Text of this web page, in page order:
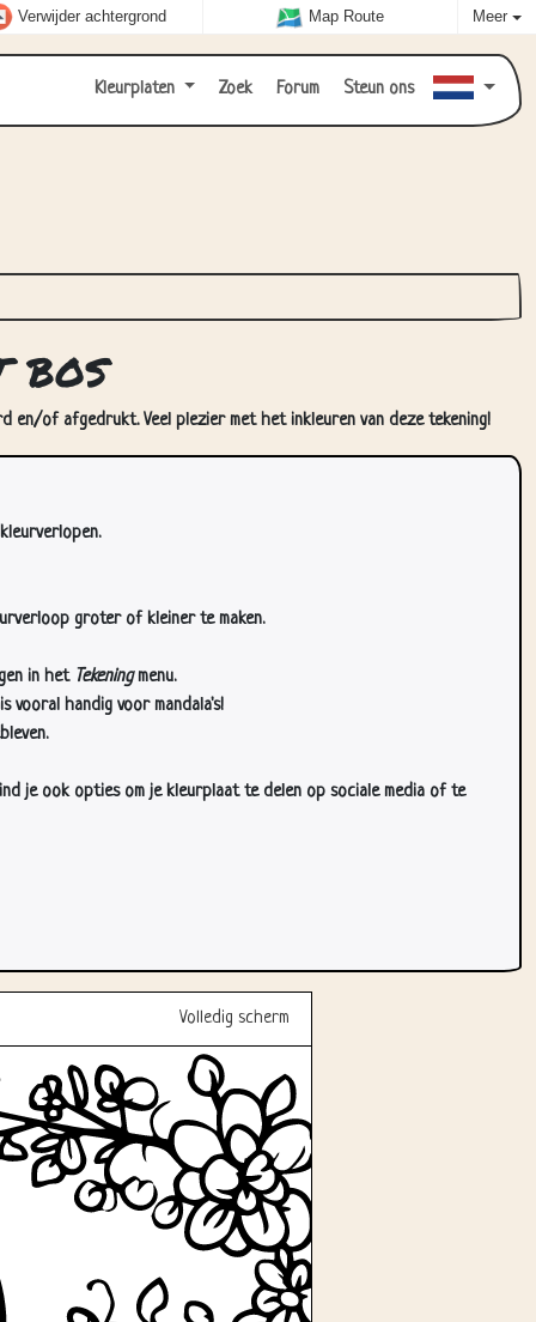
Verwijder achtergrond Map Route Meer
Kleurplaten Zoek Forum Steun ons
bos
en/of afgedrukt. Veel plezier met het inkleuren van deze tekening!
groter of kleiner te maken.
in het Tekeningmenu.
vooral handig voor mandala's!
je ook opties om je kleurplaat te delen op sociale media of te
Volledig scherm